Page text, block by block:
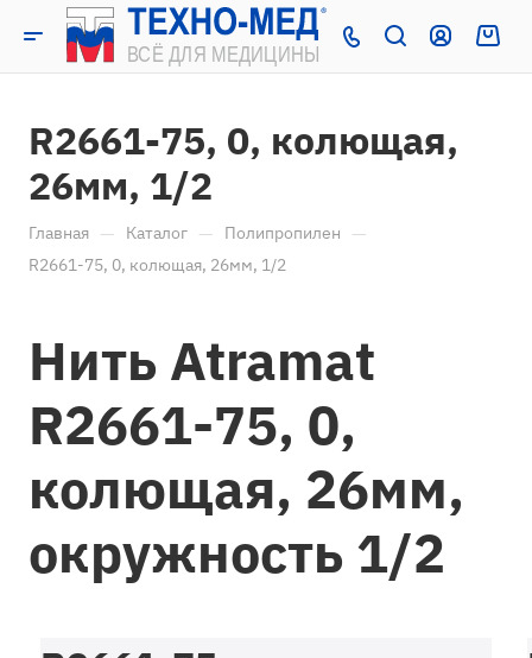
R2661-75, 0, колющая,
26мм, 1/2
Главная — Каталог — Полипропилен —
R2661-75, 0, колющая, 26мм, 1/2
Нить Atramat
R2661-75, 0,
колющая, 26мм,
окружность 1/2